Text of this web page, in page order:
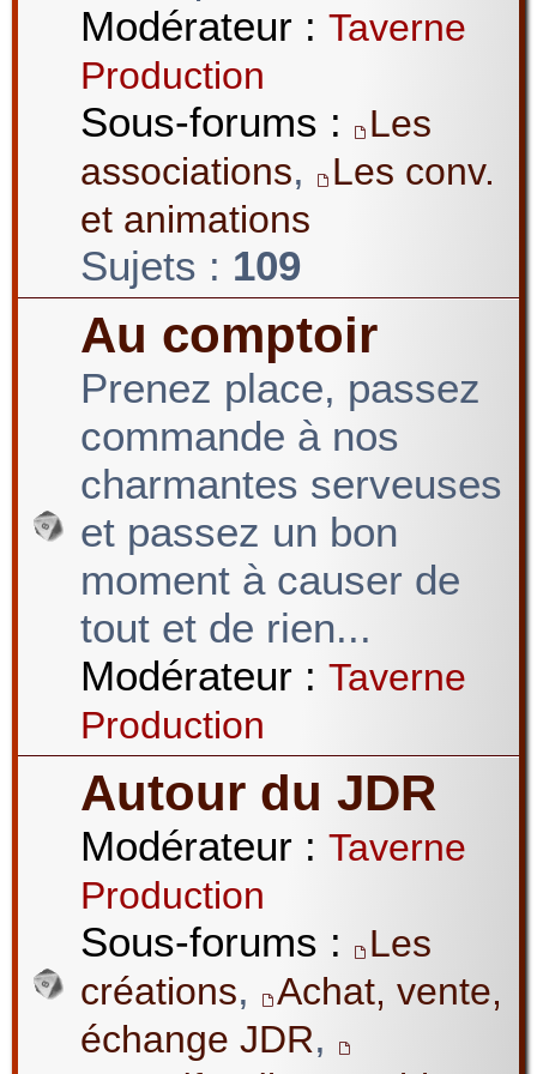
Modérateur : Taverne
Production
Sous-forums :
Les
associations,
Les conv.
et animations
Sujets : 109
Au comptoir
Prenez place, passez
commande à nos
charmantes serveuses
et passez un bon
moment à causer de
tout et de rien...
Modérateur : Taverne
Production
Autour du JDR
Modérateur : Taverne
Production
Sous-forums :
Les
créations,
Achat, vente,
échange JDR,